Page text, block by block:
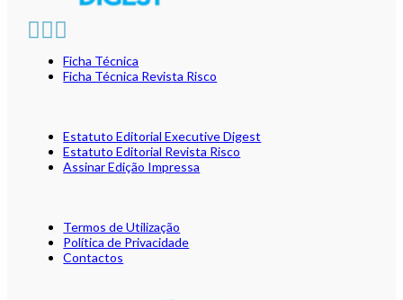
Ficha Técnica
Ficha Técnica Revista Risco
Estatuto Editorial Executive Digest
Estatuto Editorial Revista Risco
Assinar Edição Impressa
Termos de Utilização
Política de Privacidade
Contactos